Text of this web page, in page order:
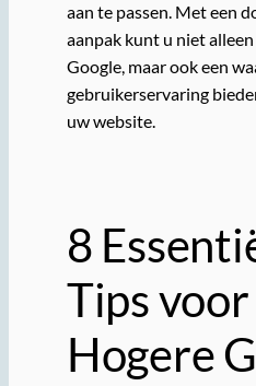
aan te passen. Met een
aanpak kunt u niet
Google, maar ook een
gebruikerservaring
uw website.
8
Tips
Hogere